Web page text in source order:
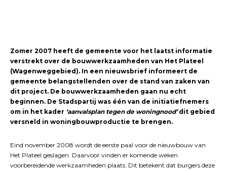
Zomer 2007 heeft de gemeente voor het laatst informatie
verstrekt over de bouwwerkzaamheden van Het Plateel
(Wagenweggebied). In een nieuwsbrief informeert de
gemeente belangstellenden over de stand van zaken van
dit project. De bouwwerkzaamheden gaan nu echt
beginnen. De Stadspartij was één van de initiatiefnemers
om in het kader ‘aanvalsplan tegen de woningnood’dit gebied
versneld in woningbouwproductie te brengen.
Eind november 2008 wordt de eerste paal voor de nieuwbouw van
Het Plateel geslagen. Daarvoor vinden er komende weken
voorbereidende werkzaamheden plaats. Dit betekent dat burgers deze